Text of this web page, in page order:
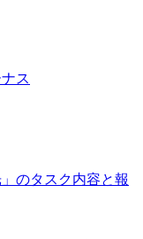
ス
のタスク内容と報